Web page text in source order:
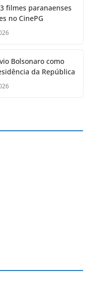
filmes paranaenses
no CinePG
Bolsonaro como
da República